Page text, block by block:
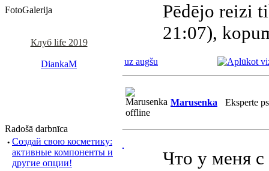
FotoGalerija
Клуб life 2019
DiankaM
Radošā darbnīca
· Создай свою косметику:
активные компоненты и
другие опции!
Pēdējo reizi
21:07),
uz augšu
Marusenka Eksperte
Что у меня с